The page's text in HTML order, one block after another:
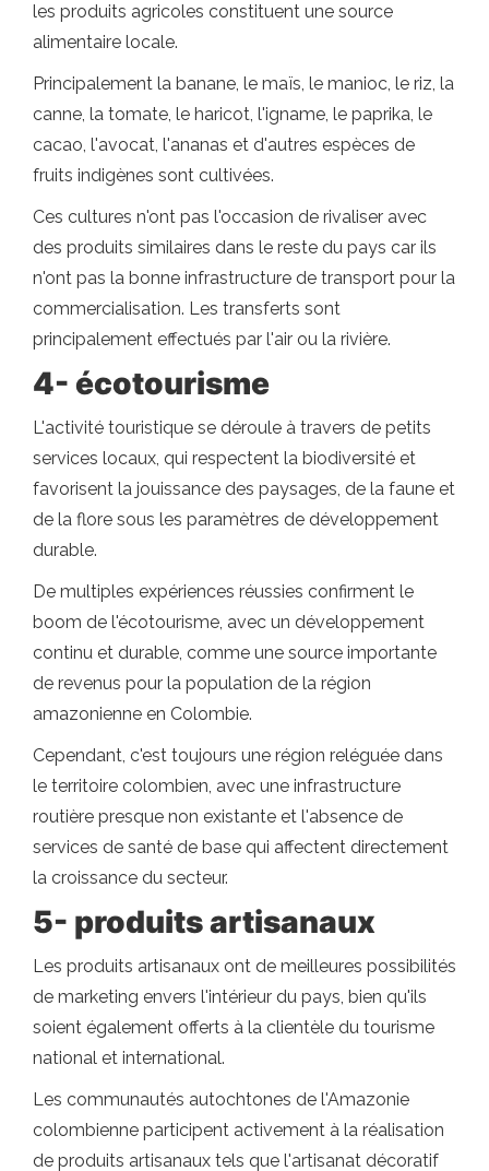
les produits agricoles constituent une source
alimentaire locale.
Principalement la banane, le maïs, le manioc, le riz, la
canne, la tomate, le haricot, l'igname, le paprika, le
cacao, l'avocat, l'ananas et d'autres espèces de
fruits indigènes sont cultivées.
Ces cultures n'ont pas l'occasion de rivaliser avec
des produits similaires dans le reste du pays car ils
n'ont pas la bonne infrastructure de transport pour la
commercialisation. Les transferts sont
principalement effectués par l'air ou la rivière.
4- écotourisme
L'activité touristique se déroule à travers de petits
services locaux, qui respectent la biodiversité et
favorisent la jouissance des paysages, de la faune et
de la flore sous les paramètres de développement
durable.
De multiples expériences réussies confirment le
boom de l'écotourisme, avec un développement
continu et durable, comme une source importante
de revenus pour la population de la région
amazonienne en Colombie.
Cependant, c'est toujours une région reléguée dans
le territoire colombien, avec une infrastructure
routière presque non existante et l'absence de
services de santé de base qui affectent directement
la croissance du secteur.
5- produits artisanaux
Les produits artisanaux ont de meilleures possibilités
de marketing envers l'intérieur du pays, bien qu'ils
soient également offerts à la clientèle du tourisme
national et international.
Les communautés autochtones de l'Amazonie
colombienne participent activement à la réalisation
de produits artisanaux tels que l'artisanat décoratif